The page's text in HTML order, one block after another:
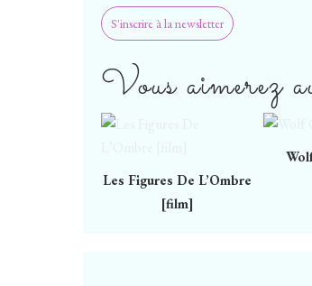
S'inscrire à la newsletter
Vous aimerez
Les Figures De L’Ombre
[film]